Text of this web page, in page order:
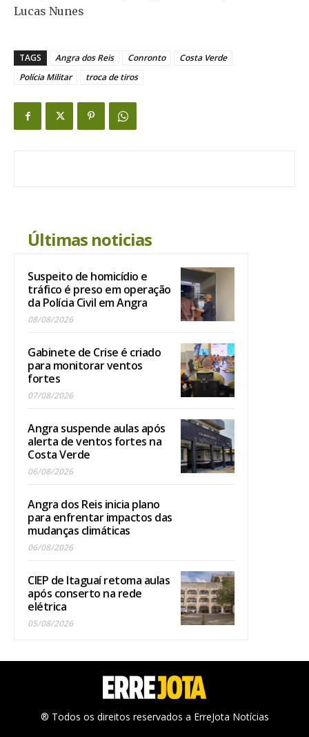
Lucas Nunes
TAGS Angra dos Reis Conronto
Costa Verde
Polícia Militar
troca de tiros
Últimas noticias
Suspeito de homicídio e
tráfico é preso em operação
da Polícia Civil em Angra
08/08/2026
Gabinete de Crise é criado
para monitorar ventos
fortes
07/08/2026
Angra suspende aulas após
alerta de ventos fortes na
Costa Verde
06/08/2026
Angra dos Reis inicia plano
para enfrentar impactos das
mudanças climáticas
06/08/2026
CIEP de Itaguaí retoma aulas
após conserto na rede
elétrica
05/08/2026
® Todos os direitos reservados a ErreJota Notícias